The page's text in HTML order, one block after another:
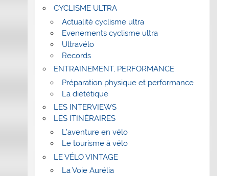
CYCLISME ULTRA
Actualité cyclisme ultra
Evenements cyclisme ultra
Ultravélo
Records
ENTRAINEMENT, PERFORMANCE
Préparation physique et performance
La diététique
LES INTERVIEWS
LES ITINÉRAIRES
L’aventure en vélo
Le tourisme à vélo
LE VÉLO VINTAGE
La Voie Aurélia